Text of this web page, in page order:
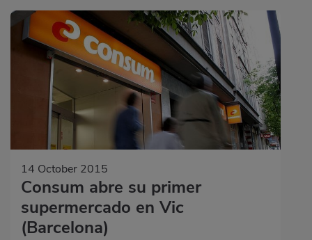
14 October 2015
Consum abre su primer
supermercado en Vic
(Barcelona)